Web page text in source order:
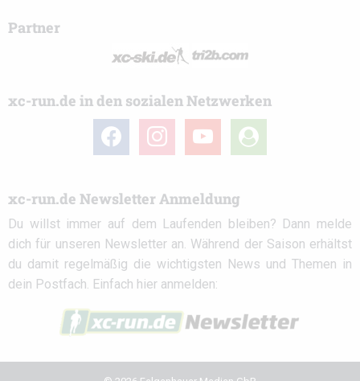
Partner
xc-run.de in den sozialen Netzwerken
facebook instagramyoutube
user-
circle
xc-run.de Newsletter Anmeldung
Du willst immer auf dem Laufenden bleiben? Dann melde
dich für unseren Newsletter an. Während der Saison erhältst
du damit regelmäßig die wichtigsten News und Themen in
dein Postfach. Einfach hier anmelden: